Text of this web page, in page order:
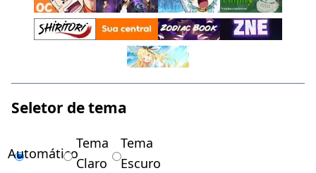
Seletor de tema
Automático
Tema
Claro
Tema
Escuro